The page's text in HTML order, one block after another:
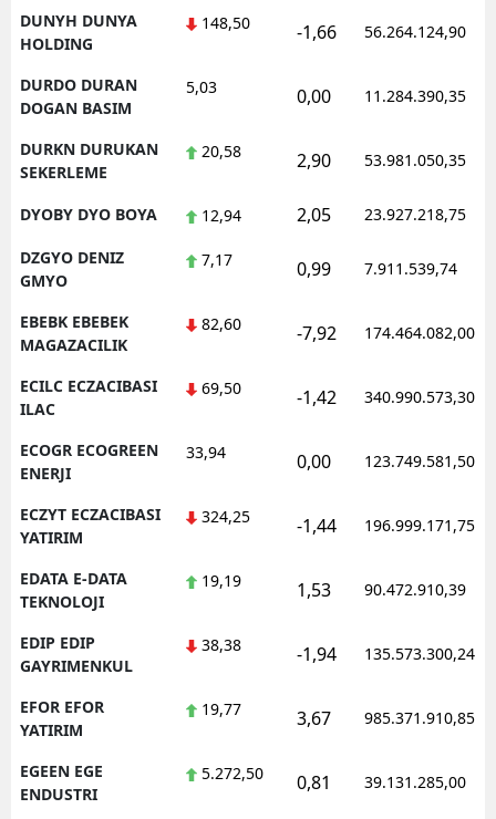
DUNYH DUNYA
HOLDING
148,50 -1,66 56.264.124,90
DURDO DURAN
DOGAN BASIM
5,03 0,00 11.284.390,35
DURKN DURUKAN
SEKERLEME
20,58 2,90 53.981.050,35
DYOBY DYO BOYA 12,94 2,05 23.927.218,75
DZGYO DENIZ
GMYO
7,17 0,99 7.911.539,74
EBEBK EBEBEK
MAGAZACILIK
82,60 -7,92 174.464.082,00
ECILC ECZACIBASI
ILAC
69,50 -1,42 340.990.573,30
ECOGR ECOGREEN
ENERJI
33,94 0,00 123.749.581,50
ECZYT ECZACIBASI
YATIRIM
324,25 -1,44 196.999.171,75
EDATA E-DATA
TEKNOLOJI
19,19 1,53 90.472.910,39
EDIP EDIP
GAYRIMENKUL
38,38 -1,94 135.573.300,24
EFOR EFOR
YATIRIM
19,77 3,67 985.371.910,85
EGEEN EGE
ENDUSTRI
5.272,50 0,81 39.131.285,00